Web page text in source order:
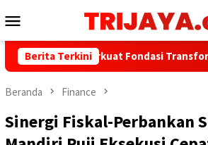
ke
Mobile
Berita Terkini
Jakarta Perkuat Fondasi Transformasi
Beranda Finance
Sinergi Fiskal-Perbankan